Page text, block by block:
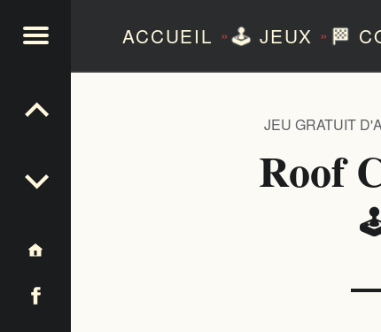
ACCUEIL »🕹️ JEUX » 🏁
Roof
JEU GRATUIT